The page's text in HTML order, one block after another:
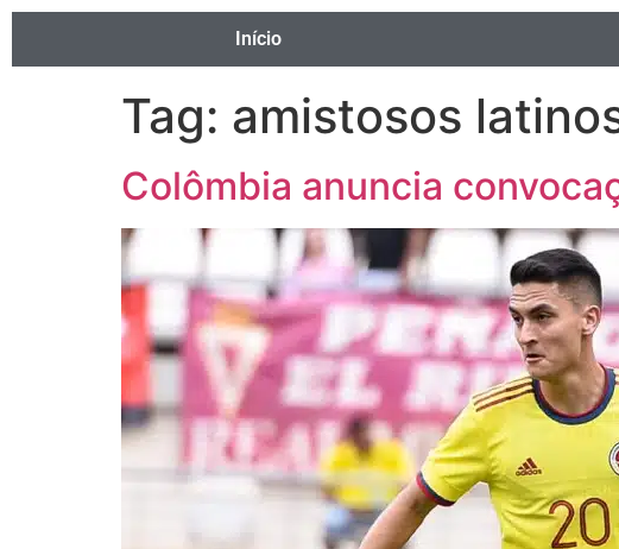
Início
Tag: amistosos
Colômbia anuncia